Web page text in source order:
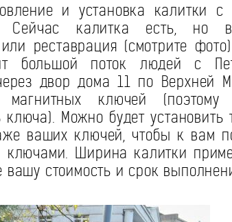
и установка калитки с
Сейчас калитка есть, но
реставрация (смотрите
большой поток людей с
двор дома 11 по Верхней
магнитных ключей
Можно будет установить
ваших ключей, чтобы к вам
ключами. Ширина калитки
стоимость и срок